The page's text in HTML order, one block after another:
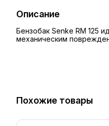
Описание
Бензобак Senke RM 125
механическим
Похожие товары